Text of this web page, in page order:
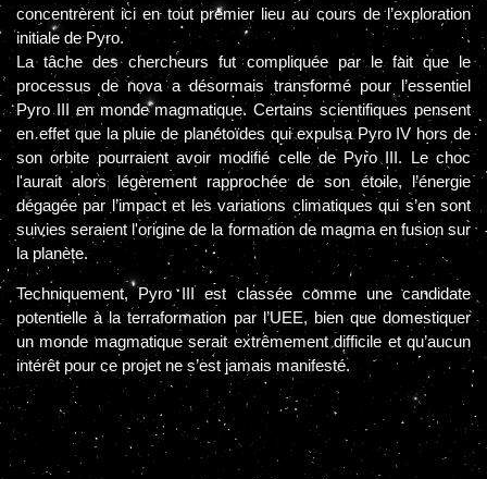
concentrèrent ici en tout premier lieu au cours de l’exploration
initiale de Pyro.
La tâche des chercheurs fut compliquée par le fait que le
processus de nova a désormais transformé pour l’essentiel
Pyro III en monde magmatique. Certains scientifiques pensent
en effet que la pluie de planétoïdes qui expulsa Pyro IV hors de
son orbite pourraient avoir modifié celle de Pyro III. Le choc
l'aurait alors légèrement rapprochée de son étoile, l’énergie
dégagée par l’impact et les variations climatiques qui s’en sont
suivies seraient l'origine de la formation de magma en fusion sur
la planète.
Techniquement, Pyro III est classée comme une candidate
potentielle à la terraformation par l’UEE, bien que domestiquer
un monde magmatique serait extrêmement difficile et qu’aucun
intérêt pour ce projet ne s’est jamais manifesté.